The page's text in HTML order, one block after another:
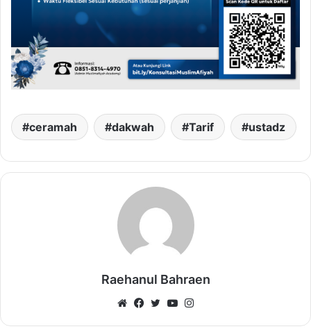
ceramah dakwah Tarif ustadz
Raehanul Bahraen
WebsiteFacebook
TwitterYouTube